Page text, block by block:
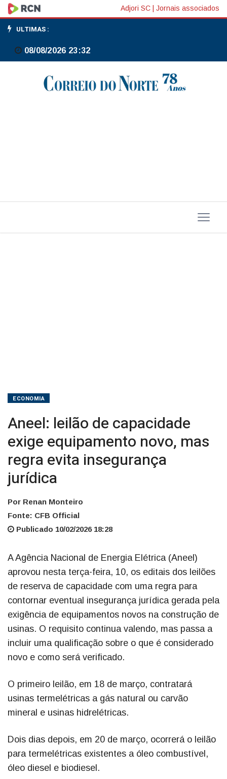
Aneel:
leilão
de
capacidade
evita
Adjori SC Jornais associados
ULTIMAS :
08/08/2026 23:32
ECONOMIA
Aneel: leilão de capacidade
exige equipamento novo, mas
regra evita insegurança
jurídica
Por Renan Monteiro
Fonte: CFB Official
Publicado 10/02/2026 18:28
A Agência Nacional de Energia Elétrica (Aneel)
aprovou nesta terça-feira, 10, os editais dos leilões
de reserva de capacidade com uma regra para
contornar eventual insegurança jurídica gerada pela
exigência de equipamentos novos na construção de
usinas. O requisito continua valendo, mas passa a
incluir uma qualificação sobre o que é considerado
novo e como será verificado.
O primeiro leilão, em 18 de março, contratará
usinas termelétricas a gás natural ou carvão
mineral e usinas hidrelétricas.
Dois dias depois, em 20 de março, ocorrerá o leilão
para termelétricas existentes a óleo combustível,
óleo diesel e biodiesel.